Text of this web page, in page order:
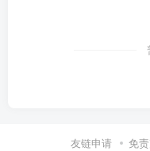
友链申请 免